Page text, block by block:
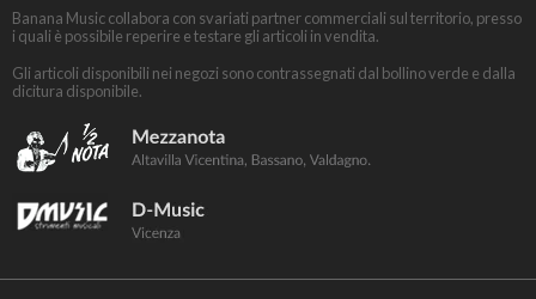
Banana Music collabora con svariati partner commerciali sul territorio, presso
i quali è possibile reperire e testare gli articoli in vendita.
Gli articoli disponibili nei negozi sono contrassegnati dal bollino verde e dalla
dicitura disponibile.